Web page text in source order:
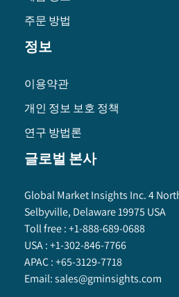
주문 방법
정보
이용약관
개인 정보 보호 정책
연구 방법론
글로벌 본사
Global Market Insights Inc. 4
Selbyville, Delaware 19975 USA
Toll free :+1-888-689-0688
USA :+1-302-846-7766
APAC :+65-3129-7718
Email:sales@gminsights.com